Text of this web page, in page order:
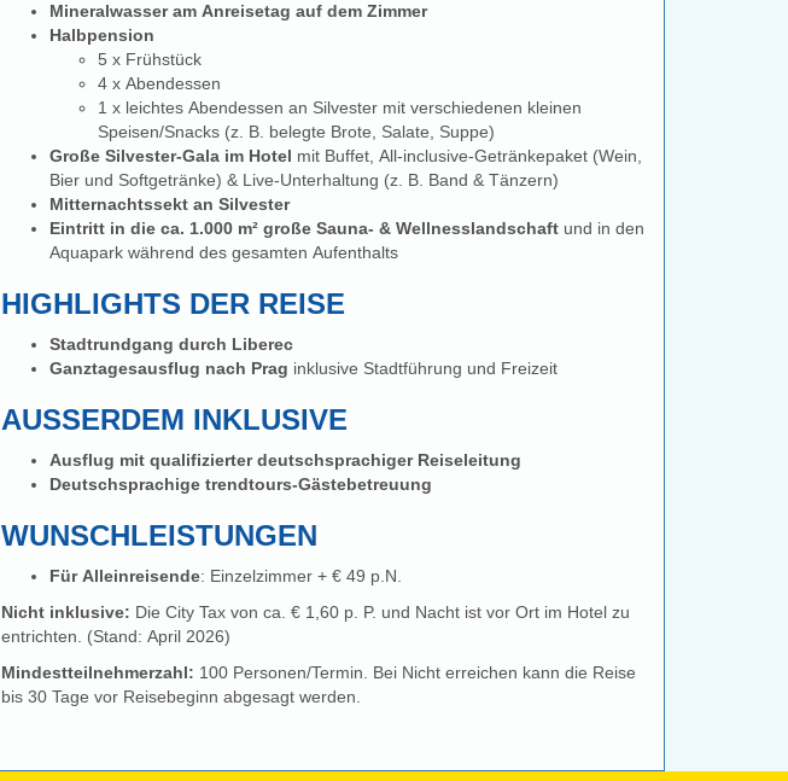
Mineralwasser am Anreisetag auf dem Zimmer
Halbpension
5 x Frühstück
4 x Abendessen
1 x leichtes Abendessen an Silvester mit verschiedenen kleinen
Speisen/Snacks (z. B. belegte Brote, Salate, Suppe)
Große Silvester-Gala im Hotel mit Buffet, All-inclusive-Getränkepaket (Wein,
Bier und Softgetränke) & Live-Unterhaltung (z. B. Band & Tänzern)
Mitternachtssekt an Silvester
Eintritt in die ca. 1.000 m² große Sauna- & Wellnesslandschaft und in den
Aquapark während des gesamten Aufenthalts
HIGHLIGHTS DER REISE
Stadtrundgang durch Liberec
Ganztagesausflug nach Prag inklusive Stadtführung und Freizeit
AUSSERDEM INKLUSIVE
Ausflug mit qualifizierter deutschsprachiger Reiseleitung
Deutschsprachige trendtours-Gästebetreuung
WUNSCHLEISTUNGEN
Für Alleinreisende: Einzelzimmer + € 49 p.N.
Nicht inklusive: Die City Tax von ca. € 1,60 p. P. und Nacht ist vor Ort im Hotel zu
entrichten. (Stand: April 2026)
Mindestteilnehmerzahl: 100 Personen/Termin. Bei Nicht erreichen kann die Reise
bis 30 Tage vor Reisebeginn abgesagt werden.